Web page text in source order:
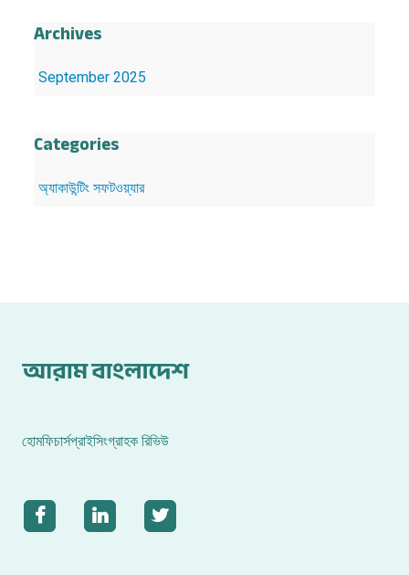
Archives
September 2025
Categories
অ্যাকাউন্টিং সফটওয়্যার
হোমফিচার্সপ্রাইসিংগ্রাহক রিভিউ